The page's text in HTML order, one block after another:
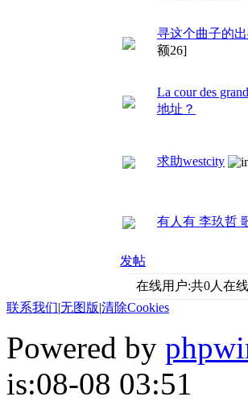
寻这个曲子的
额26]
La cour des
地址？
求助westcity
有人有 李玖哲
发帖
在线用户:共0人在
联系我们|无图版|清除Cookies
Powered by
is:08-08 03:51